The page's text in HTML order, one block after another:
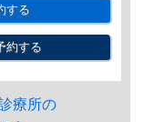
する
約する
療所の